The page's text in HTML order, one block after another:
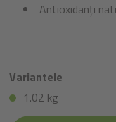
Antioxidanți
Variantele
1.02 kg